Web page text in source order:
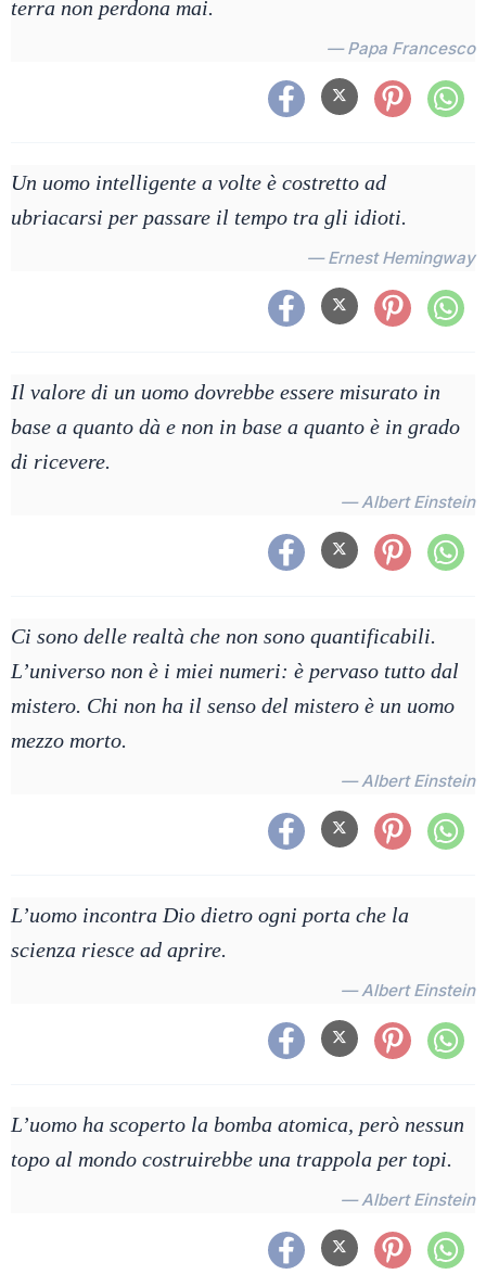
terra non perdona mai.
— Papa Francesco
Un uomo intelligente a volte è costretto ad
ubriacarsi per passare il tempo tra gli idioti.
— Ernest Hemingway
Il valore di un uomo dovrebbe essere misurato in
base a quanto dà e non in base a quanto è in grado
di ricevere.
— Albert Einstein
Ci sono delle realtà che non sono quantificabili.
L’universo non è i miei numeri: è pervaso tutto dal
mistero. Chi non ha il senso del mistero è un uomo
mezzo morto.
— Albert Einstein
L’uomo incontra Dio dietro ogni porta che la
scienza riesce ad aprire.
— Albert Einstein
L’uomo ha scoperto la bomba atomica, però nessun
topo al mondo costruirebbe una trappola per topi.
— Albert Einstein